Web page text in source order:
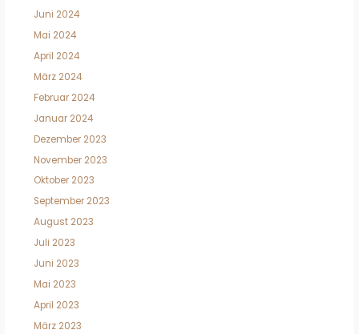
Juni 2024
Mai 2024
April 2024
März 2024
Februar 2024
Januar 2024
Dezember 2023
November 2023
Oktober 2023
September 2023
August 2023
Juli 2023
Juni 2023
Mai 2023
April 2023
März 2023